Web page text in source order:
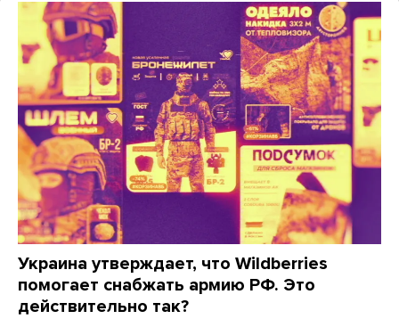
Украина утверждает, что Wildberries
помогает снабжать армию РФ. Это
действительно так?